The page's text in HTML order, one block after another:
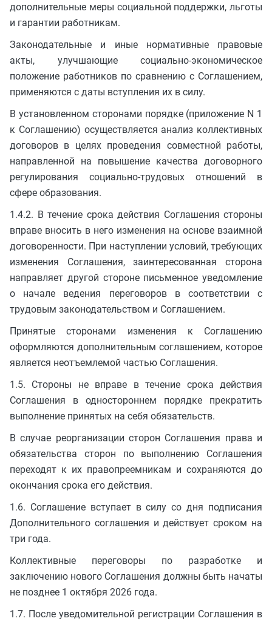
дополнительные меры социальной поддержки, льготы
и гарантии работникам.
Законодательные и иные нормативные правовые
акты, улучшающие социально-экономическое
положение работников по сравнению с Соглашением,
применяются с даты вступления их в силу.
В установленном сторонами порядке (приложение N 1
к Соглашению) осуществляется анализ коллективных
договоров в целях проведения совместной работы,
направленной на повышение качества договорного
регулирования социально-трудовых отношений в
сфере образования.
1.4.2. В течение срока действия Соглашения стороны
вправе вносить в него изменения на основе взаимной
договоренности. При наступлении условий, требующих
изменения Соглашения, заинтересованная сторона
направляет другой стороне письменное уведомление
о начале ведения переговоров в соответствии с
трудовым законодательством и Соглашением.
Принятые сторонами изменения к Соглашению
оформляются дополнительным соглашением, которое
является неотъемлемой частью Соглашения.
1.5. Стороны не вправе в течение срока действия
Соглашения в одностороннем порядке прекратить
выполнение принятых на себя обязательств.
В случае реорганизации сторон Соглашения права и
обязательства сторон по выполнению Соглашения
переходят к их правопреемникам и сохраняются до
окончания срока его действия.
1.6. Соглашение вступает в силу со дня подписания
Дополнительного соглашения и действует сроком на
три года.
Коллективные переговоры по разработке и
заключению нового Соглашения должны быть начаты
не позднее 1 октября 2026 года.
1.7. После уведомительной регистрации Соглашения в